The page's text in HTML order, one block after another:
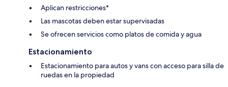
Aplican restricciones*
Las mascotas deben estar supervisadas
Se ofrecen servicios como platos de comida y agua
Estacionamiento
Estacionamiento para autos y vans con acceso para silla de
ruedas en la propiedad